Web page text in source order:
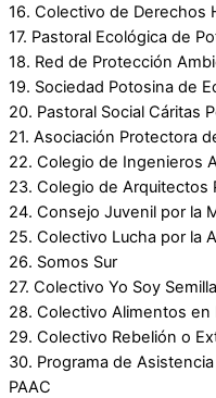
16. Colectivo de Derechos
17. Pastoral Ecológica de
18. Red de Protección
19. Sociedad Potosina de
20. Pastoral Social Cáritas
21. Asociación Protectora
22. Colegio de Ingenieros
23. Colegio de Arquitectos
24. Consejo Juvenil por la
25. Colectivo Lucha por la
26. Somos Sur
27. Colectivo Yo Soy Semilla
28. Colectivo Alimentos en
29. Colectivo Rebelión o
30. Programa de
PAAC